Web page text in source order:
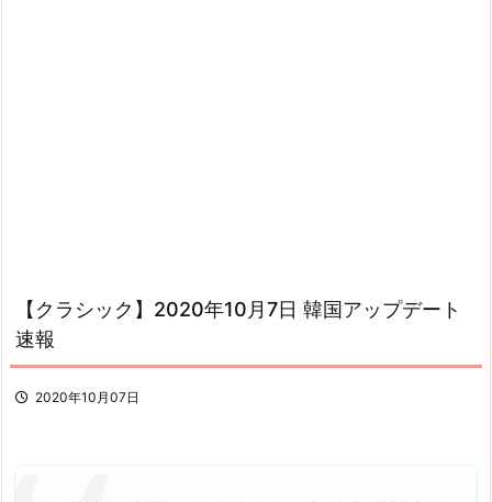
【クラシック】2020年10月7日 韓国アップデート
速報
2020年10月07日